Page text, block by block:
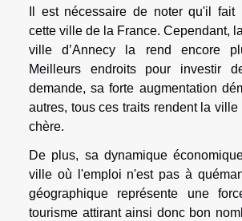
Il est nécessaire de noter qu'il fait
cette ville de la France. Cependant,
ville d’Annecy la rend encore
Meilleurs endroits pour investir
demande, sa forte augmentation
autres, tous ces traits rendent la
chère.
De plus, sa dynamique
ville où l'emploi n'est pas à
géographique représente une
tourisme attirant ainsi donc bon